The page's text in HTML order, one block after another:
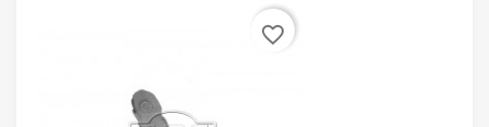
favorite_border